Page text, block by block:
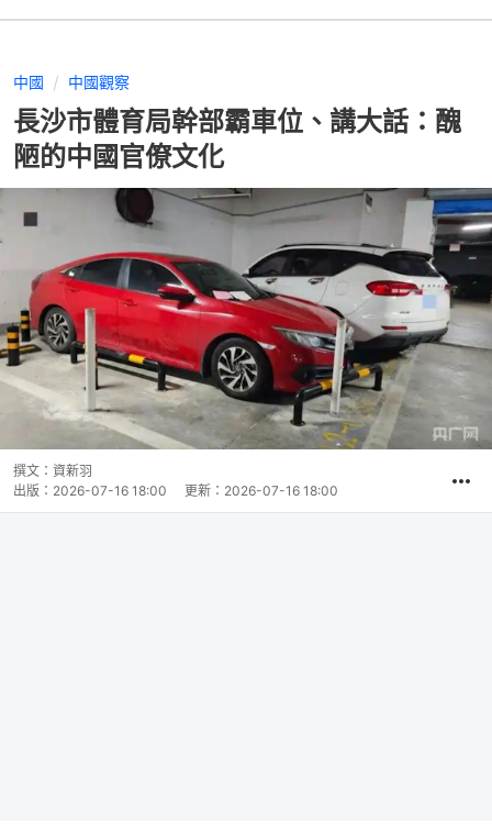
中國 中國觀察
長沙市體育局幹部霸車位、講大話：醜
陋的中國官僚文化
撰文： 資新羽
出版： 2026-07-16 18:00 更新： 2026-07-16 18:00